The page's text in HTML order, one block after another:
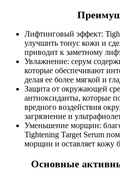
Лифтинговый эффект:
улучшить тонус кожи и
приводит к заметному
Увлажнение: серум
которые обеспечивают
делая ее более мягкой и
Защита от окружающей
антиоксиданты, которые
вредного воздействия
загрязнение и
Уменьшение морщин:
Tightening Target Serum
морщин и оставляет кожу
Основные